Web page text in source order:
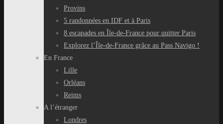
Provins
5 randonnées en IDF et à Paris
8 escapades en Île-de-France pour quitter Paris
Explorez l’Île-de-France grâce au Pass Navigo !
En France
Lille
Orléans
Reims
A l’étranger
Londres